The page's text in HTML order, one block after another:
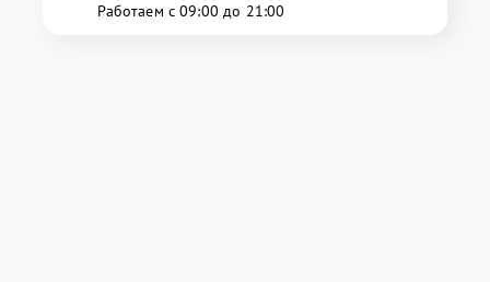
Работаем с 09:00 до 21:00